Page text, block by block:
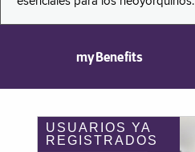
myBenefits
USUARIOS YA
REGISTRADOS